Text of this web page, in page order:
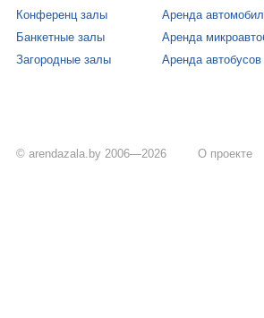
Конференц залы
Банкетные залы
Загородные залы
Аренда
Аренда
Аренда автобусов
© arendazala.by 2006—2026 О проекте